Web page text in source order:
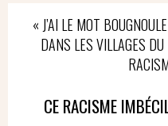
« J’AI LE MOT
DANS LES VILLAGES
CE RACISME